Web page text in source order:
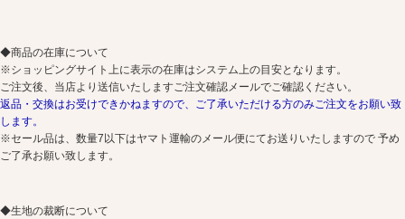
◆商品の在庫について
※ショッピングサイト上に表示の在庫はシステム上の目安となります。
ご注文後、当店より送信いたしますご注文確認メールでご確認ください。
返品・交換はお受けできかねますので、ご了承いただける方のみご注文をお願い致
します。
※セール品は、数量7以下はヤマト運輸のメール便にてお送りいたしますので 予め
ご了承お願い致します。
◆生地の裁断について